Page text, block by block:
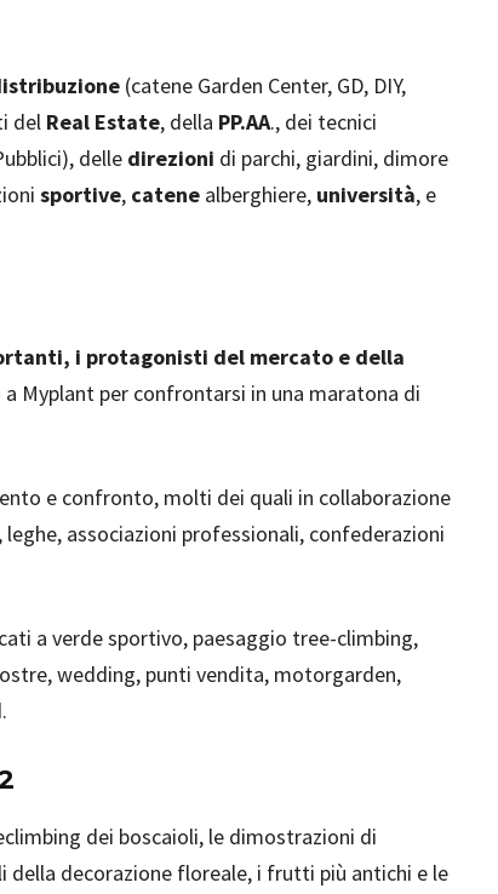
(catene Garden Center, GD, DIY,
del Real Estate, della PP.AA., dei tecnici
delle direzioni di parchi, giardini, dimore
sportive, catene alberghiere, università, e
i protagonisti del mercato e della
Myplant per confrontarsi in una maratona di
e confronto, molti dei quali in collaborazione
associazioni professionali, confederazioni
a verde sportivo, paesaggio tree-climbing,
wedding, punti vendita, motorgarden,
dei boscaioli, le dimostrazioni di
decorazione floreale, i frutti più antichi e le